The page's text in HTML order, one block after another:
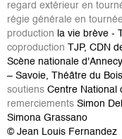
regard extérieur en
régie générale en tournée
production la vie brève -
coproduction TJP, CDN
Scène nationale
– Savoie, Théâtre du
soutiens Centre National
remerciements Simon
Simona Grassano
© Jean Louis Fernandez